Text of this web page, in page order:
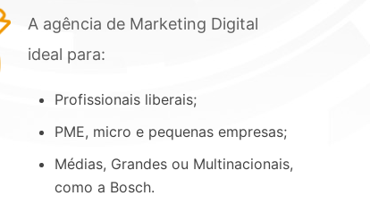
A agência de Marketing Digital
ideal para:
Profissionais liberais;
PME, micro e pequenas empresas;
Médias, Grandes ou Multinacionais,
como a Bosch.